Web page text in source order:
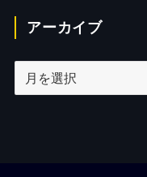
アーカイブ